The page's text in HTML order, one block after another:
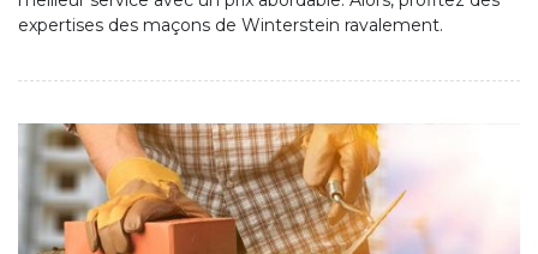
expertises des maçons de Winterstein ravalement.